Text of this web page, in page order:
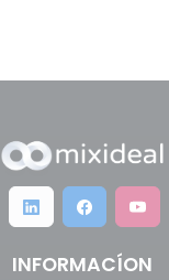
INFORMACÍON